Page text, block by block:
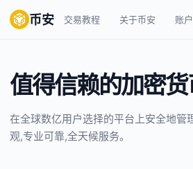
币安 交易教程 关于币安 账
值得信赖的加密
在全球数亿用户选择的平台上安全地管
观,专业可靠,全天候服务。